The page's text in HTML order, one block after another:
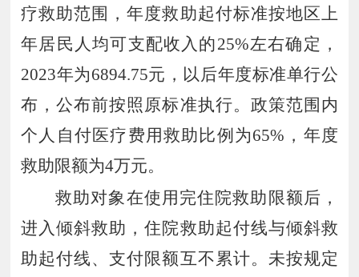
疗救助范围，年度救助起付标准按地区上
年居民人均可支配收入的25%左右确定，
2023年为6894.75元，以后年度标准单行公
布，公布前按照原标准执行。政策范围内
个人自付医疗费用救助比例为65% ，年度
救助限额为4万元。
救助对象在使用完住院救助限额后，
进入倾斜救助，住院救助起付线与倾斜救
助起付线、支付限额互不累计。未按规定